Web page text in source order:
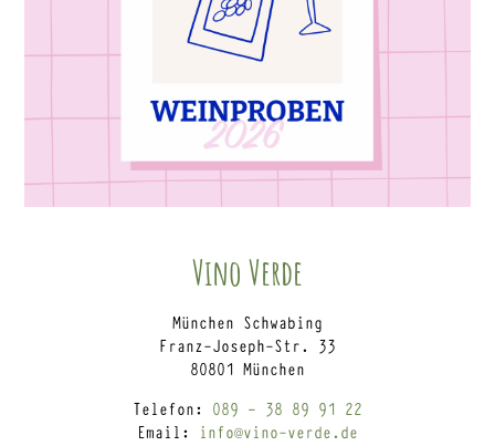
Vino Verde
München Schwabing
Franz-Joseph-Str. 33
80801 München
Telefon: 089 – 38 89 91 22
Email: info@vino-verde.de